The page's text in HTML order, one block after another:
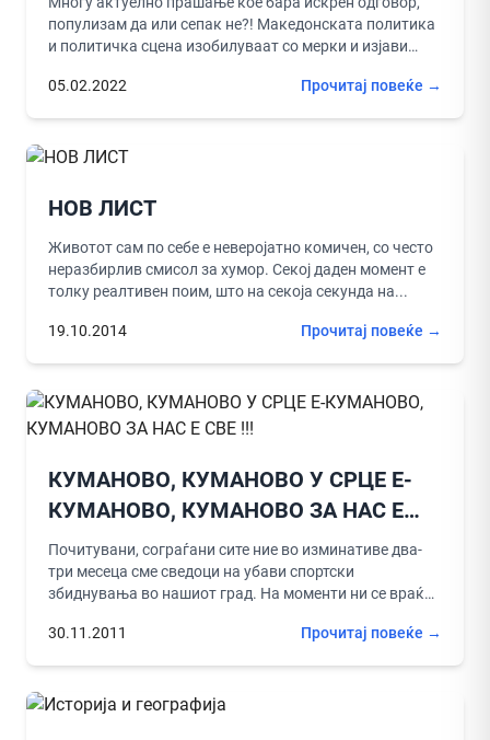
популизам да или сепак не?! Македонската политика
и политичка сцена изобилуваат со мерки и изјави
05.02.2022
Прочитај повеќе →
НОВ ЛИСТ
Животот сам по себе е неверојатно комичен, со често
неразбирлив смисол за хумор. Секој даден момент е
толку реалтивен поим, што на секоја секунда на...
19.10.2014 Прочитај повеќе →
КУМАНОВО, КУМАНОВО У СРЦЕ Е-
КУМАНОВО, КУМАНОВО ЗА НАС Е
СВЕ !!!
Почитувани, сограѓани сите ние во изминативе два-
три месеца сме сведоци на убави спортски
збиднувања во нашиот град. На моменти ни се враќа
30.11.2011
Прочитај повеќе →